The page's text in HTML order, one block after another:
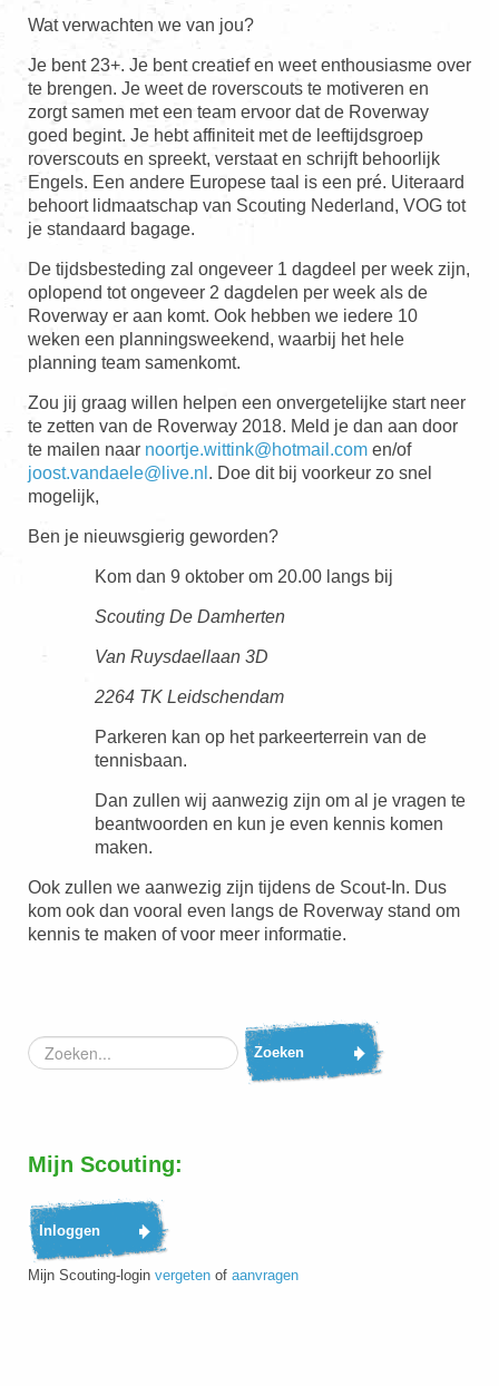
Wat verwachten we van jou?
Je bent 23+. Je bent creatief en weet enthousiasme over
te brengen. Je weet de roverscouts te motiveren en
zorgt samen met een team ervoor dat de Roverway
goed begint. Je hebt affiniteit met de leeftijdsgroep
roverscouts en spreekt, verstaat en schrijft behoorlijk
Engels. Een andere Europese taal is een pré. Uiteraard
behoort lidmaatschap van Scouting Nederland, VOG tot
je standaard bagage.
De tijdsbesteding zal ongeveer 1 dagdeel per week zijn,
oplopend tot ongeveer 2 dagdelen per week als de
Roverway er aan komt. Ook hebben we iedere 10
weken een planningsweekend, waarbij het hele
planning team samenkomt.
Zou jij graag willen helpen een onvergetelijke start neer
te zetten van de Roverway 2018. Meld je dan aan door
te mailen naar noortje.wittink@hotmail.com en/of
joost.vandaele@live.nl . Doe dit bij voorkeur zo snel
mogelijk,
Ben je nieuwsgierig geworden?
Kom dan 9 oktober om 20.00 langs bij
Scouting De Damherten
Van Ruysdaellaan 3D
2264 TK Leidschendam
Parkeren kan op het parkeerterrein van de
tennisbaan.
Dan zullen wij aanwezig zijn om al je vragen te
beantwoorden en kun je even kennis komen
maken.
Ook zullen we aanwezig zijn tijdens de Scout-In. Dus
kom ook dan vooral even langs de Roverway stand om
kennis te maken of voor meer informatie.
Zoeken
Mijn Scouting:
Mijn Scouting-login vergeten of aanvragen